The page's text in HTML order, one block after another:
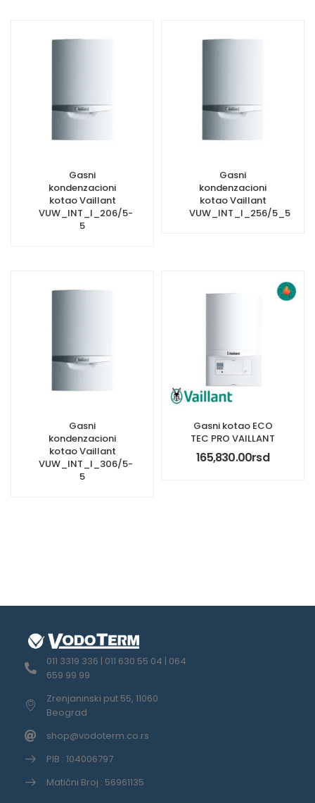
Gasni
kondenzacioni
kotao Vaillant
VUW_INT_I_206/5-
5
Gasni
kondenzacioni
kotao Vaillant
VUW_INT_I_256/5_5
Gasni
kondenzacioni
kotao Vaillant
VUW_INT_I_306/5-
5
Gasni kotao ECO
TEC PRO VAILLANT
165,830.00rsd
011 3319 336 | 011 630 55 04 | 064
659 99 99
Zrenjaninski put 55, 11060
Beograd
shop@vodoterm.co.rs
PIB : 104006797
Matični Broj : 56961135